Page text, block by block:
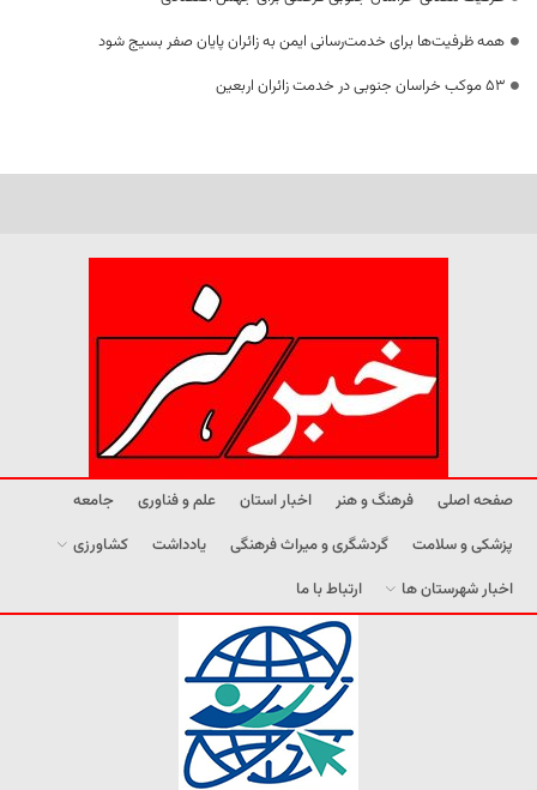
همه ظرفیت‌ها برای خدمت‌رسانی ایمن به زائران پایان صفر بسیج شود
53 موکب خراسان جنوبی در خدمت زائران اربعین
صفحه اصلی فرهنگ و هنر اخبار استان علم و فناوری
جامعه
پزشکی و سلامت
گردشگری و میراث فرهنگی یادداشت
کشاورزی
اخبار شهرستان ها
ارتباط با ما